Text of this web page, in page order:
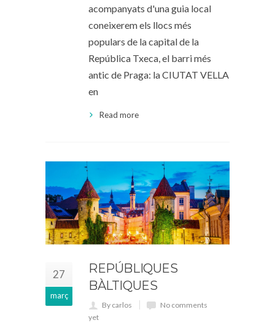
acompanyats d'una guia local
coneixerem els llocs més
populars de la capital de la
República Txeca, el barri més
antic de Praga: la CIUTAT VELLA
en
Read more
27
març
REPÚBLIQUES
BÀLTIQUES
By carlos
No comments
yet